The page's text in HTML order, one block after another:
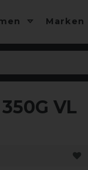
Marken
VL